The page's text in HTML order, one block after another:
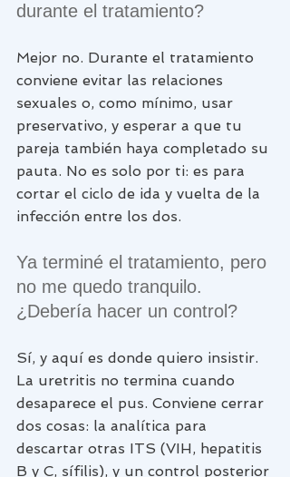
durante el tratamiento?
Mejor no. Durante el tratamiento
conviene evitar las relaciones
sexuales o, como mínimo, usar
preservativo, y esperar a que tu
pareja también haya completado su
pauta. No es solo por ti: es para
cortar el ciclo de ida y vuelta de la
infección entre los dos.
Ya terminé el tratamiento, pero
no me quedo tranquilo.
¿Debería hacer un control?
Sí, y aquí es donde quiero insistir.
La uretritis no termina cuando
desaparece el pus. Conviene cerrar
dos cosas: la analítica para
descartar otras ITS (VIH, hepatitis
B y C, sífilis), y un control posterior